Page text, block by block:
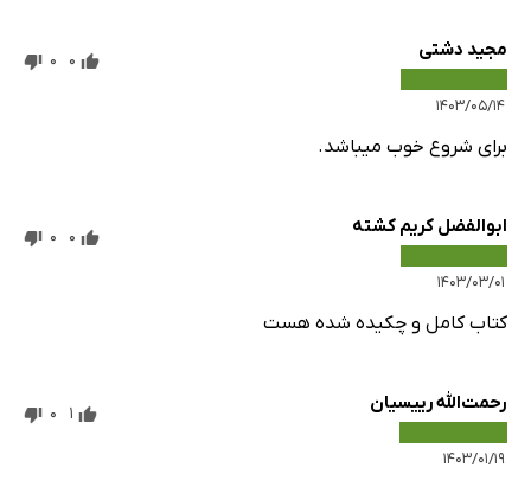
مجید دشتی
۱۴۰۳/۰۵/۱۴
0
0
برای شروع خوب میباشد.
ابوالفضل کریم کشته
۱۴۰۳/۰۳/۰۱
0
0
کتاب کامل و چکیده شده هست
رحمت‌الله رییسیان
۱۴۰۳/۰۱/۱۹
1
0